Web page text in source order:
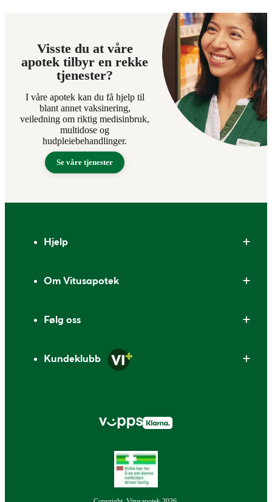
Visste du at våre
apotek tilbyr en rekke
tjenester?
I våre apotek kan du få hjelp til
blant annet vaksinering,
veiledning om riktig medisinbruk,
multidose og
hudpleiebehandlinger.
Se våre tjenester
Hjelp
Om Vitusapotek
Følg oss
Kundeklubb